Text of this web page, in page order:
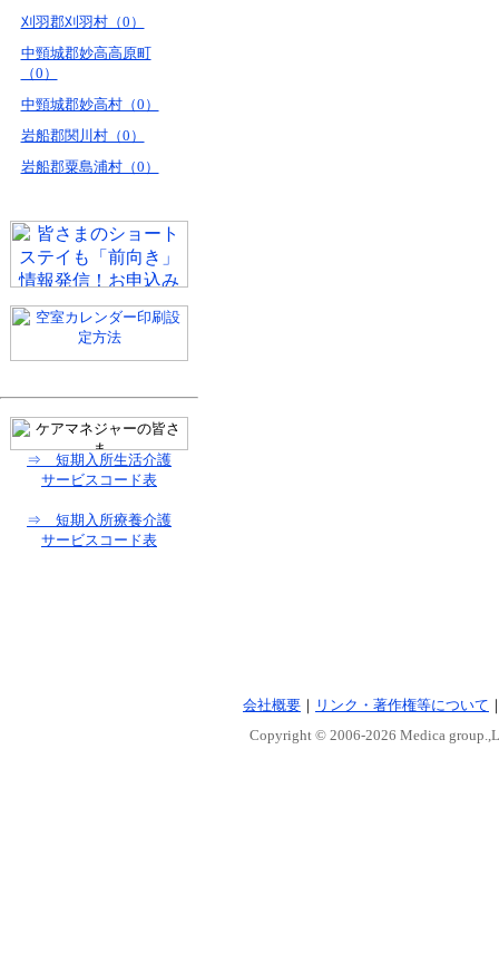
刈羽郡刈羽村（0）
中頸城郡妙高高原町
（0）
中頸城郡妙高村（0）
岩船郡関川村（0）
岩船郡粟島浦村（0）
⇒ 短期入所生活介護
サービスコード表
⇒ 短期入所療養介護
サービスコード表
会社概要 ｜ リンク・著作権等について
Copyright © 2006-2026 Medica